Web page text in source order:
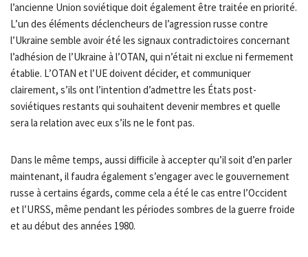
l’ancienne Union soviétique doit également être traitée en priorité.
L’un des éléments déclencheurs de l’agression russe contre
l’Ukraine semble avoir été les signaux contradictoires concernant
l’adhésion de l’Ukraine à l’OTAN, qui n’était ni exclue ni fermement
établie. L’OTAN et l’UE doivent décider, et communiquer
clairement, s’ils ont l’intention d’admettre les États post-
soviétiques restants qui souhaitent devenir membres et quelle
sera la relation avec eux s’ils ne le font pas.
Dans le même temps, aussi difficile à accepter qu’il soit d’en parler
maintenant, il faudra également s’engager avec le gouvernement
russe à certains égards, comme cela a été le cas entre l’Occident
et l’URSS, même pendant les périodes sombres de la guerre froide
et au début des années 1980.